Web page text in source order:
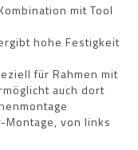
mit Tool
hohe Festigkeit
für Rahmen mit
auch dort
von links